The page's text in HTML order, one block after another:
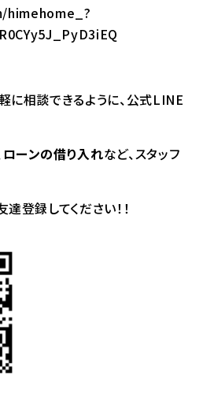
に相談できるように、公式LINE
ローンの借り入れなど、スタッフ
登録してください！！